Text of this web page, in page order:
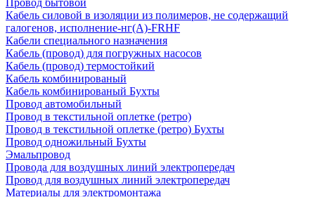
Провод бытовой
Кабель силовой в изоляции из полимеров, не содержащий
галогенов, исполнение-нг(А)-FRHF
Кабели специального назначения
Кабель (провод) для погружных насосов
Кабель (провод) термостойкий
Кабель комбинированый
Кабель комбинированый Бухты
Провод автомобильный
Провод в текстильной оплетке (ретро)
Провод в текстильной оплетке (ретро) Бухты
Провод одножильный Бухты
Эмальпровод
Провода для воздушных линий электропередач
Провод для воздушных линий электропередач
Материалы для электромонтажа